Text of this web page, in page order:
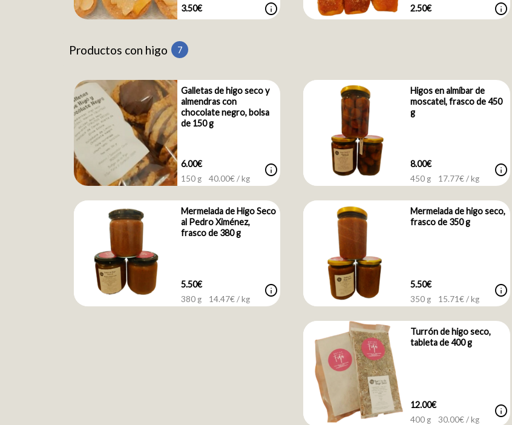
3.50€ info 2.50€ info
Productos con higo 7
Galletas de higo seco y
almendras con
chocolate negro, bolsa
de 150 g
6.00€
150 g 40.00€ / kg info
Higos en almíbar de
moscatel, frasco de 450
g
8.00€
450 g 17.77€ / kg info
Mermelada de Higo Seco
al Pedro Ximénez,
frasco de 380 g
5.50€
380 g 14.47€ / kg info
Mermelada de higo seco,
frasco de 350 g
5.50€
350 g 15.71€ / kg info
Turrón de higo seco,
tableta de 400 g
12.00€
400 g 30.00€ / kg info